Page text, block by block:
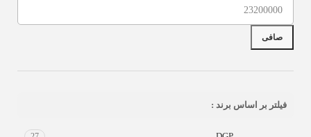
صافی
فیلتر بر اساس برند :